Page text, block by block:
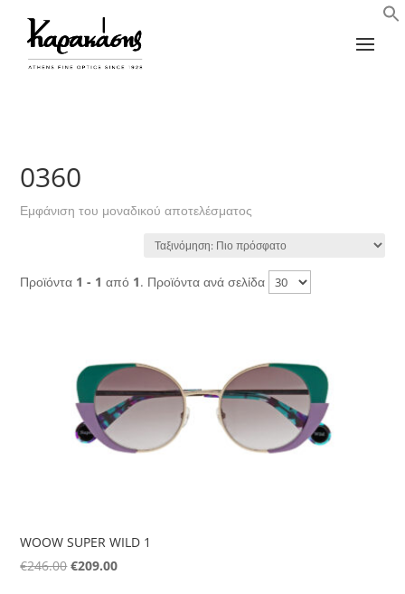
0360
Εμφάνιση του μοναδικού αποτελέσματος
Προϊόντα 1 - 1 από 1. Προϊόντα ανά σελίδα
WOOW SUPER WILD 1
€246.00Original
€209.00Η